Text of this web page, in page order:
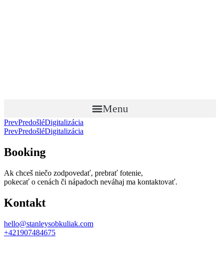
Menu
PrevPredošléDigitalizácia
PrevPredošléDigitalizácia
Booking
Ak chceš niečo zodpovedať, prebrať fotenie,
pokecať o cenách či nápadoch neváhaj ma kontaktovať.
Kontakt
hello@stanleysobkuliak.com
+421907484675